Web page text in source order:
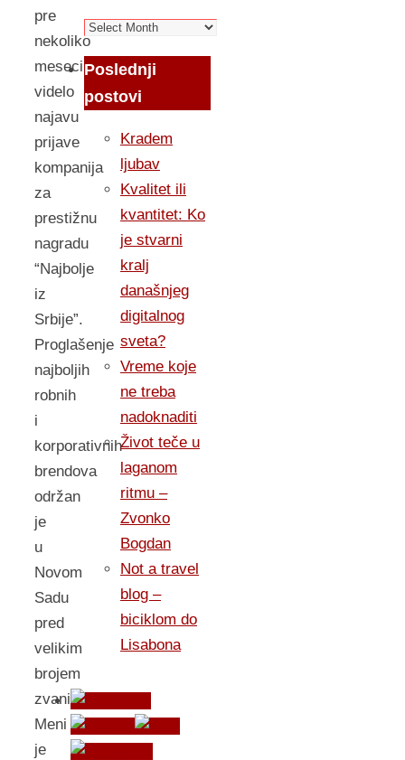
pre
nekoliko
meseci
videlo
najavu
prijave
kompanija
za
prestižnu
nagradu
“Najbolje
iz
Srbije”.
Proglašenje
najboljih
robnih
i
korporativnih
brendova
održan
je
u
Novom
Sadu
pred
velikim
brojem
zvanica.
Meni
je
Arhiva
Poslednji
postovi
Kradem
ljubav
Kvalitet ili
kvantitet: Ko
je stvarni
kralj
današnjeg
digitalnog
sveta?
Vreme koje
ne treba
nadoknaditi
Život teče u
laganom
ritmu –
Zvonko
Bogdan
Not a travel
blog –
biciklom do
Lisabona